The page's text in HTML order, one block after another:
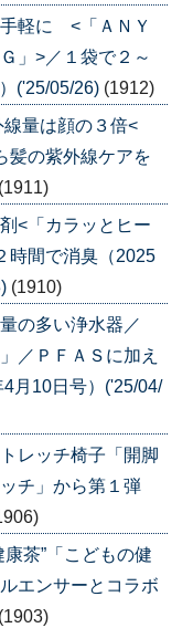
手軽に <「ＡＮＹ
」>／１袋で２～
('25/05/26) (1912)
線量は顔の３倍<
髪の紫外線ケアを
(1911)
<「カラッとヒー
時間で消臭（2025
(1910)
の多い浄水器／
／ＰＦＡＳに加え
月10日号）('25/04/
レッチ椅子「開脚
チ」から第１弾
茶”「こどもの健
エンサーとコラボ
(1903)